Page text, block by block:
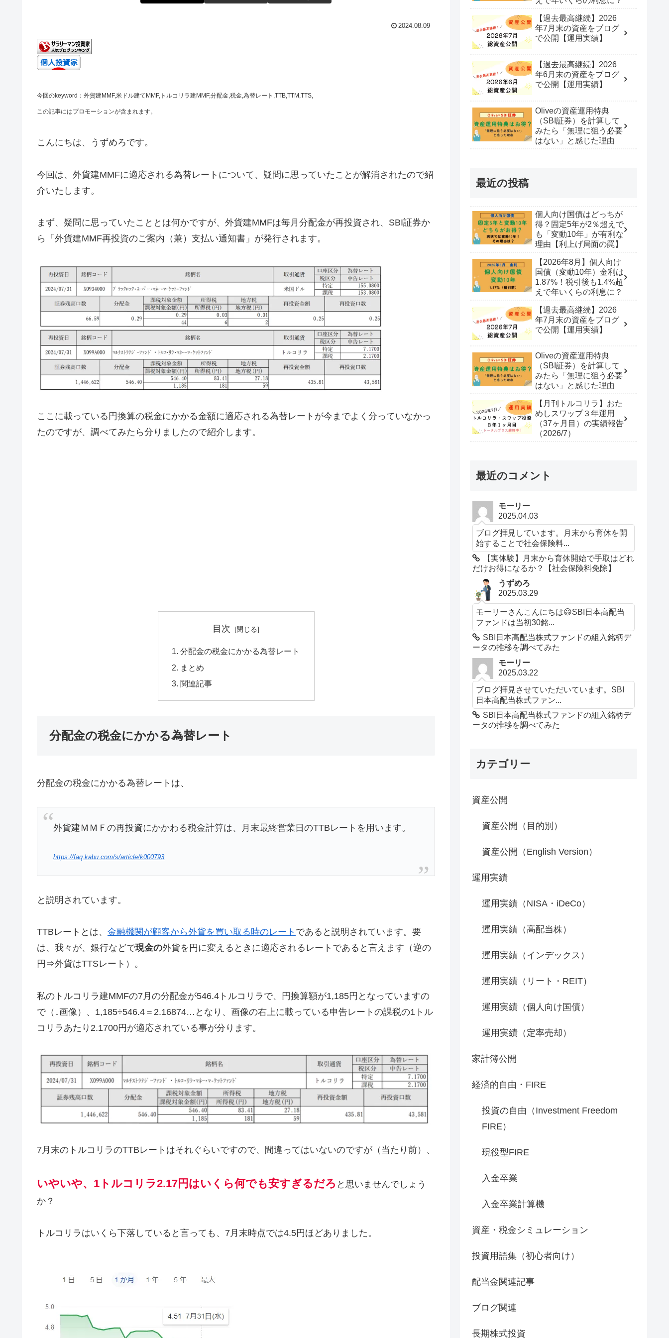
2024.08.09
今回のkeyword：外貨建MMF,米ドル建てMMF,トルコリラ建MMF,分配金,税金,為替レート,TTB,TTM,TTS,
この記事にはプロモーションが含まれます。
こんにちは、うずめろです。
今回は、外貨建MMFに適応される為替レートについて、疑問に思っていたことが解消されたので紹
介いたします。
まず、疑問に思っていたこととは何かですが、外貨建MMFは毎月分配金が再投資され、SBI証券か
ら「外貨建MMF再投資のご案内（兼）支払い通知書」が発行されます。
ここに載っている円換算の税金にかかる金額に適応される為替レートが今までよく分っていなかっ
たのですが、調べてみたら分りましたので紹介します。
目次
分配金の税金にかかる為替レート
まとめ
関連記事
分配金の税金にかかる為替レート
分配金の税金にかかる為替レートは、
外貨建ＭＭＦの再投資にかかわる税金計算は、月末最終営業日のTTBレートを用います。
https://faq.kabu.com/s/article/k000793
と説明されています。
TTBレートとは、 金融機関が顧客から外貨を買い取る時のレート であると説明されています。要
は、我々が、銀行などで現金の外貨を円に変えるときに適応されるレートであると言えます（逆の
円⇒外貨はTTSレート）。
私のトルコリラ建MMFの7月の分配金が546.4トルコリラで、円換算額が1,185円となっていますの
で（↓画像）、1,185÷546.4＝2.16874…となり、画像の右上に載っている申告レートの課税の1トル
コリラあたり2.1700円が適応されている事が分ります。
7月末のトルコリラのTTBレートはそれぐらいですので、間違ってはいないのですが（当たり前）、
いやいや、1トルコリラ2.17円はいくら何でも安すぎるだろ と思いませんでしょう
か？
トルコリラはいくら下落していると言っても、7月末時点では4.5円ほどありました。
【過去最高継続】2026
年7月末の資産をブログ
で公開【運用実績】
【過去最高継続】2026
年6月末の資産をブログ
で公開【運用実績】
Oliveの資産運用特典
（SBI証券）を計算して
みたら「無理に狙う必要
はない」と感じた理由
最近の投稿
個人向け国債はどっちが
得？固定5年が2％超えで
も「変動10年」が有利な
理由【利上げ局面の罠】
【2026年8月】個人向け
国債（変動10年）金利は
1.87%！税引後も1.4%超
えで年いくらの利息に？
【過去最高継続】2026
年7月末の資産をブログ
で公開【運用実績】
Oliveの資産運用特典
（SBI証券）を計算して
みたら「無理に狙う必要
はない」と感じた理由
【月刊トルコリラ】おた
めしスワップ３年運用
（37ヶ月目）の実績報告
（2026/7）
最近のコメント
モーリー
2025.04.03
ブログ拝見しています。月末から育休を開
始することで社会保険料...
【実体験】月末から育休開始で手取はどれ
だけお得になるか？【社会保険料免除】
うずめろ
2025.03.29
モーリーさんこんにちは😃SBI日本高配当
ファンドは当初30銘...
SBI日本高配当株式ファンドの組入銘柄デ
ータの推移を調べてみた
モーリー
2025.03.22
ブログ拝見させていただいています。SBI
日本高配当株式ファン...
SBI日本高配当株式ファンドの組入銘柄デ
ータの推移を調べてみた
カテゴリー
資産公開
資産公開（目的別）
資産公開（English Version）
運用実績
運用実績（NISA・iDeCo）
運用実績（高配当株）
運用実績（インデックス）
運用実績（リート・REIT）
運用実績（個人向け国債）
運用実績（定率売却）
家計簿公開
経済的自由・FIRE
投資の自由（Investment Freedom
FIRE）
現役型FIRE
入金卒業
入金卒業計算機
資産・税金シミュレーション
投資用語集（初心者向け）
配当金関連記事
ブログ関連
長期株式投資